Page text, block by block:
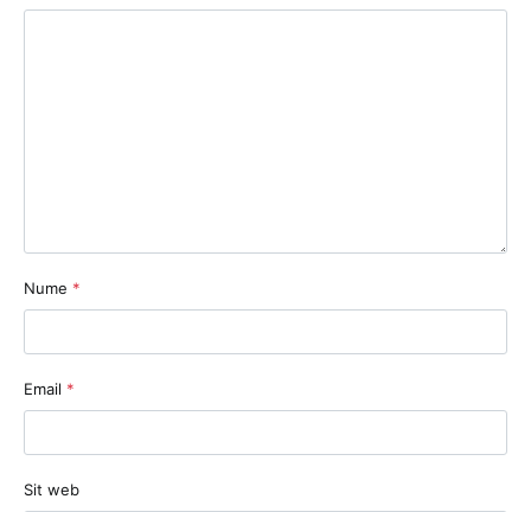
Nume *
Email *
Sit web